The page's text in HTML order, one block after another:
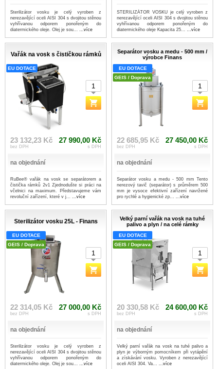
Sterilizátor vosku je celý vyroben z
nerezavějící oceli AISI 304 s dvojitou stěnou
vyhřívanou odporem ponořeným do
diatermického oleje. Olej je sou... ...více
STERILIZÁTOR VOSKU je celý vyroben z
nerezavějící oceli AISI 304 s dvojitou stěnou
vyhřívanou odporem ponořeným do
diatermického oleje Kapacita 25... ...více
Vařák na vosk s čističkou rámků
EU DOTACE
23 132,23 Kč
bez DPH
27 990,00 Kč
s DPH
na objednání
RuBee® vařák na vosk se separátorem a
čistička rámků 2v1 Zjednodušte si práci na
včelnici na maximum. Představujeme vám
revoluční zařízení, které v j... ...více
Separátor vosku a medu - 500 mm /
výrobce Finans
EU DOTACE
GEIS / Doprava
22 685,95 Kč
bez DPH
27 450,00 Kč
s DPH
na objednání
Separátor vosku a medu - 500 mm Tento
nerezový tavič (separátor) s průměrem 500
mm je vysoce efektivní zařízení navržené
pro rychlé a hygienické zp... ...více
Sterilizátor vosku 25L - Finans
EU DOTACE
GEIS / Doprava
22 314,05 Kč
bez DPH
27 000,00 Kč
s DPH
na objednání
Sterilizátor vosku je celý vyroben z
nerezavějící oceli AISI 304 s dvojitou stěnou
vyhřívanou odporem ponořeným do
diatermického oleje. Olej je sou... ...více
Velký parní vařák na vosk na tuhé
palivo a plyn / na celé rámky
EU DOTACE
GEIS / Doprava
20 330,58 Kč
bez DPH
24 600,00 Kč
s DPH
na objednání
Velký parní vařák na vosk na tuhé palivo a
plyn je výborným pomocníkem při vytápění
a získávání vosku. Vyroben z nerezavějící
oceli AISI 304. Va... ...více